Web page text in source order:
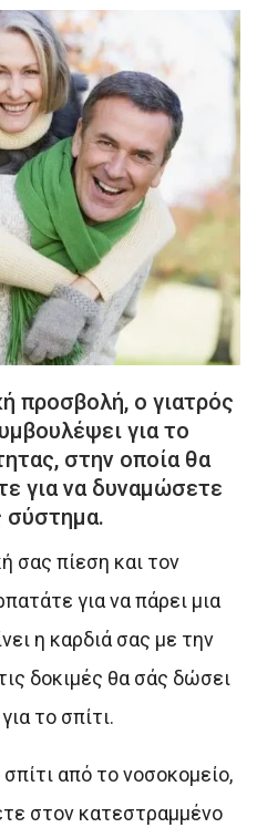
προσβολή, ο γιατρός
για το
στην οποία θα
για να δυναμώσετε
σύστημα.
σας πίεση και τον
για να πάρει μια
η καρδιά σας με την
δοκιμές θα σάς δώσει
το σπίτι.
από το νοσοκομείο,
στον κατεστραμμένο